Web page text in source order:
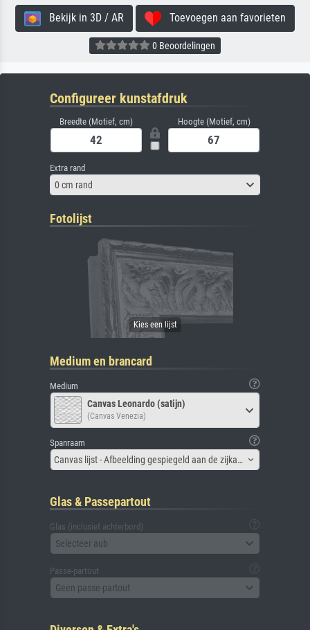
Bekijk in 3D / AR Toevoegen aan favorieten
0 Beoordelingen
Configureer kunstafdruk
Breedte (Motief, cm) Hoogte (Motief, cm)
Extra rand
0 cm rand
Fotolijst
Medium en brancard
Medium
Canvas Leonardo (satijn)
(Canvas Venezia)
Spanraam
Canvas lijst - Afbeelding gespiegeld aan de zijkant
Glas & Passepartout
Glas (inclusief achterbord)
Selecteer aub
Passe-partout
Geen passe-partout